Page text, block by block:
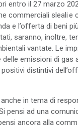
entro il 27 marzo
commerciali sleali
e l’offerta di beni
saranno, inoltre,
vantate. Le
emissioni di
distintivi
in tema di
pensi ad una
ancora alla